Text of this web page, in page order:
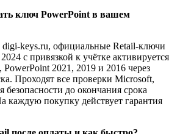
ключ PowerPoint в вашем
keys.ru, официальные Retail-ключи
с привязкой к учётке активируется
PowerPoint 2021, 2019 и 2016 через
Проходят все проверки Microsoft,
до окончания срока
каждую покупку действует гарантия